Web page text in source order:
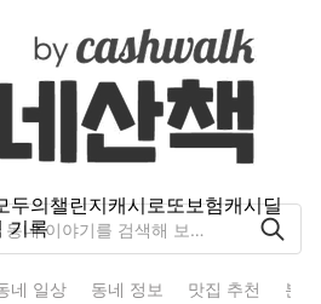
두의챌린지캐시로또보험캐시딜
기록
네 일상 동네 정보 맛집 추천 분